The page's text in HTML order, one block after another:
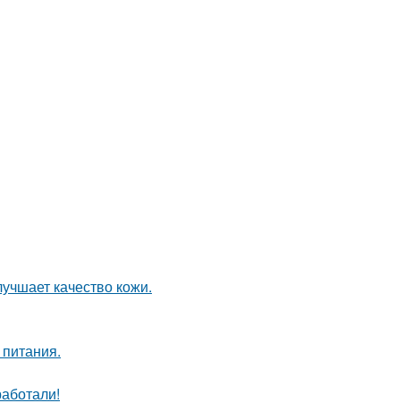
качество кожи.